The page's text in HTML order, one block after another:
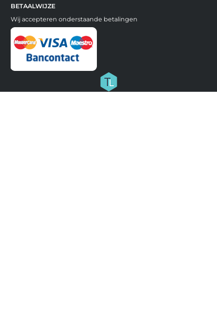
BETAALWIJZE
Wij accepteren onderstaande betalingen